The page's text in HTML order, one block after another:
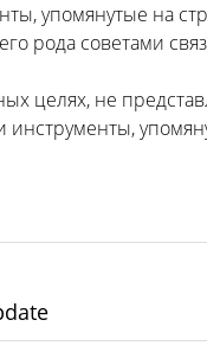
упомянутые на
рода советами
целях, не